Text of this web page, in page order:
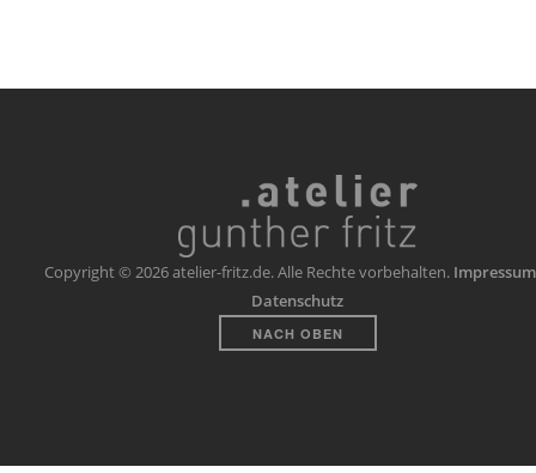
Copyright © 2026 atelier-fritz.de. Alle Rechte vorbehalten.
Datenschutz
NACH OBEN